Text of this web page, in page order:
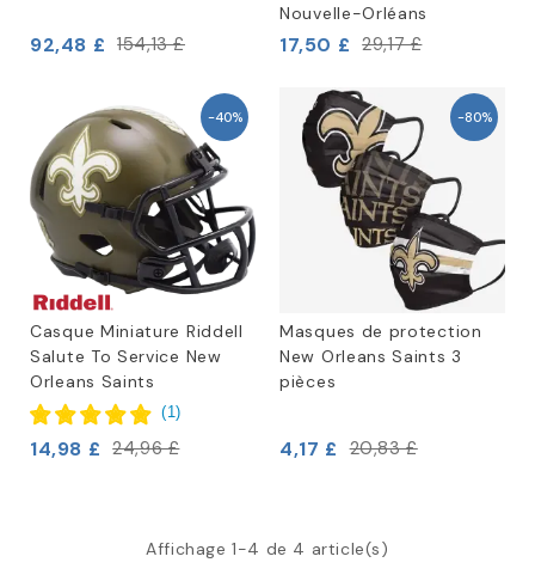
92,48 £ 154,13 £
Nouvelle-Orléans
17,50 £ 29,17 £
-40%
Casque Miniature Riddell
Salute To Service New
Orleans Saints
(1)
14,98 £ 24,96 £
-80%
Masques de protection
New Orleans Saints 3
pièces
4,17 £ 20,83 £
Affichage 1-4 de 4 article(s)